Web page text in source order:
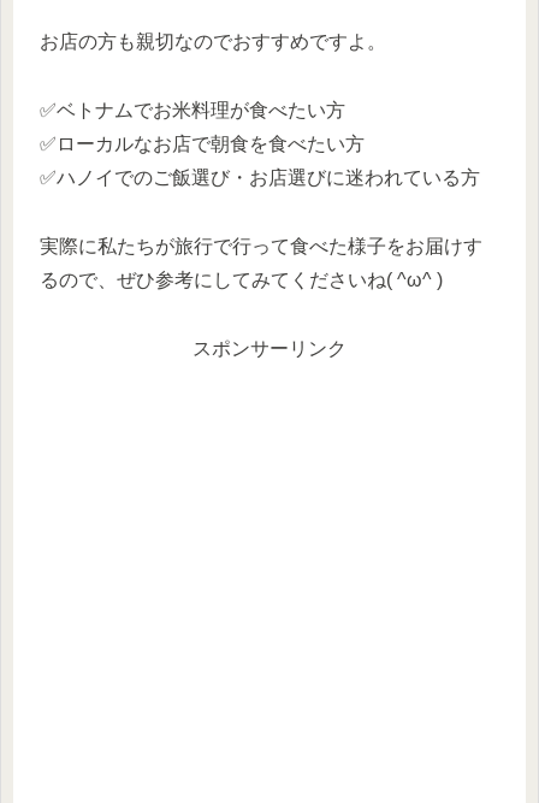
お店の方も親切なのでおすすめですよ。
✅️ベトナムでお米料理が食べたい方
✅️ローカルなお店で朝食を食べたい方
✅️ハノイでのご飯選び・お店選びに迷われている方
実際に私たちが旅行で行って食べた様子をお届けす
るので、ぜひ参考にしてみてくださいね( ^ω^ )
スポンサーリンク